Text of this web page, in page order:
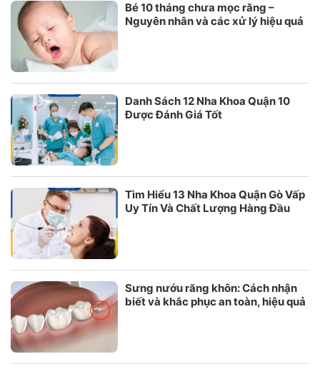
Bé 10 tháng chưa mọc răng –
Nguyên nhân và các xử lý hiệu quả
Danh Sách 12 Nha Khoa Quận 10
Được Đánh Giá Tốt
Tìm Hiểu 13 Nha Khoa Quận Gò Vấp
Uy Tín Và Chất Lượng Hàng Đầu
Sưng nướu răng khôn: Cách nhận
biết và khắc phục an toàn, hiệu quả